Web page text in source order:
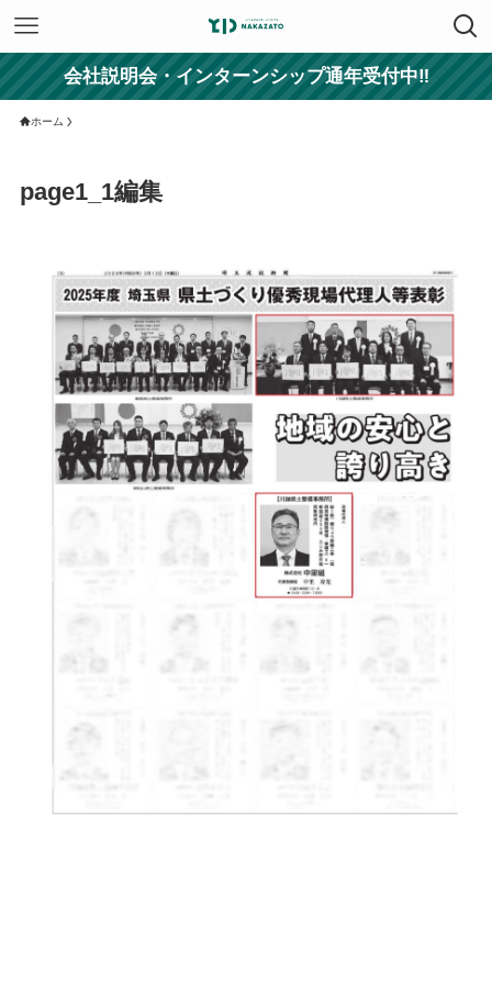
会社説明会・インターンシップ通年受付中‼
ホーム
page1_1編集